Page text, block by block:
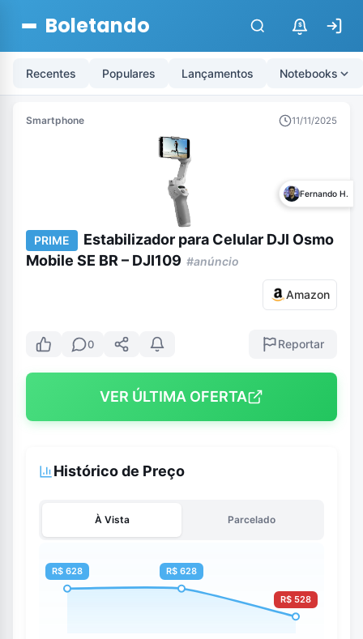
Boletando $
Recentes Populares Lançamentos Notebooks
Smartphone 11/11/2025
Fernando H.
PRIME
Estabilizador para Celular DJI Osmo
Mobile SE BR – DJI109 #anúncio
Amazon
0 Reportar
VER ÚLTIMA OFERTA
Histórico de Preço
À Vista Parcelado